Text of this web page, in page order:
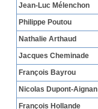
Jean-Luc Mélenchon
Philippe Poutou
Nathalie Arthaud
Jacques Cheminade
François Bayrou
Nicolas Dupont-Aignan
François Hollande